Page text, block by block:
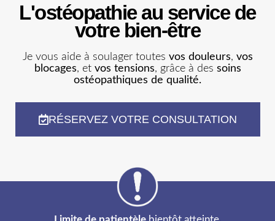
L'ostéopathie au service de
votre bien-être
Je vous aide à soulager toutes vos douleurs, vos
blocages, et vos tensions, grâce à des soins
ostéopathiques de qualité.
RÉSERVEZ VOTRE CONSULTATION